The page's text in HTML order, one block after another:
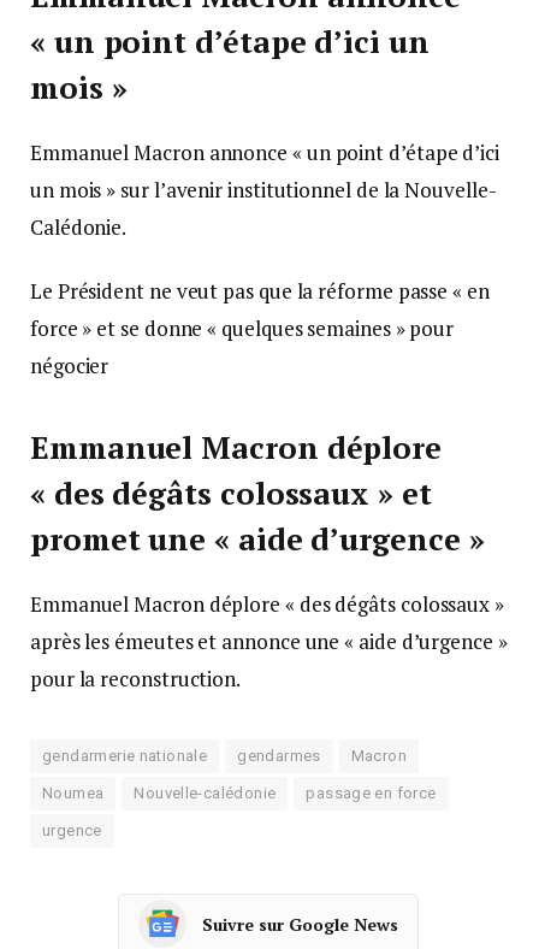
« un point d’étape d’ici un
mois »
Emmanuel Macron annonce « un point d’étape d’ici
un mois » sur l’avenir institutionnel de la Nouvelle-
Calédonie.
Le Président ne veut pas que la réforme passe « en
force » et se donne « quelques semaines » pour
négocier
Emmanuel Macron déplore
« des dégâts colossaux » et
promet une « aide d’urgence »
Emmanuel Macron déplore « des dégâts colossaux »
après les émeutes et annonce une « aide d’urgence »
pour la reconstruction.
gendarmerie nationale gendarmes Macron
Noumea Nouvelle-calédonie passage en force
urgence
Suivre sur Google News